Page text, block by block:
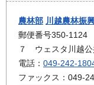
農林部 川越農林振
郵便番号350-1124
７ ウェスタ川越公
電話： 049-242-
ファックス：049-